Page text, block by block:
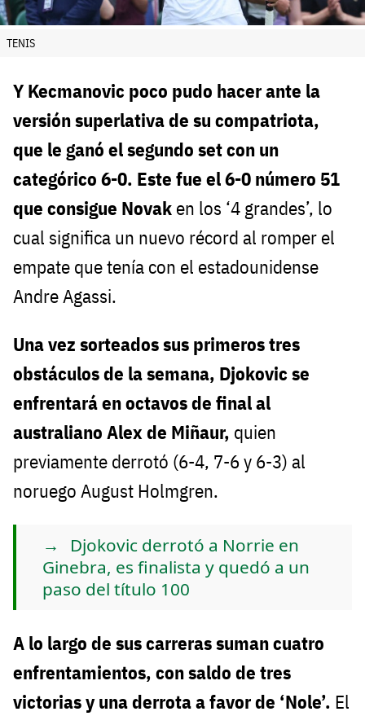
TENIS
Y Kecmanovic poco pudo hacer ante la
versión superlativa de su compatriota,
que le ganó el segundo set con un
categórico 6-0. Este fue el 6-0 número 51
que consigue Novak en los ‘4 grandes’, lo
cual significa un nuevo récord al romper el
empate que tenía con el estadounidense
Andre Agassi.
Una vez sorteados sus primeros tres
obstáculos de la semana, Djokovic se
enfrentará en octavos de final al
australiano Alex de Miñaur, quien
previamente derrotó (6-4, 7-6 y 6-3) al
noruego August Holmgren.
Djokovic derrotó a Norrie en
Ginebra, es finalista y quedó a un
paso del título 100
A lo largo de sus carreras suman cuatro
enfrentamientos, con saldo de tres
victorias y una derrota a favor de ‘Nole’. El